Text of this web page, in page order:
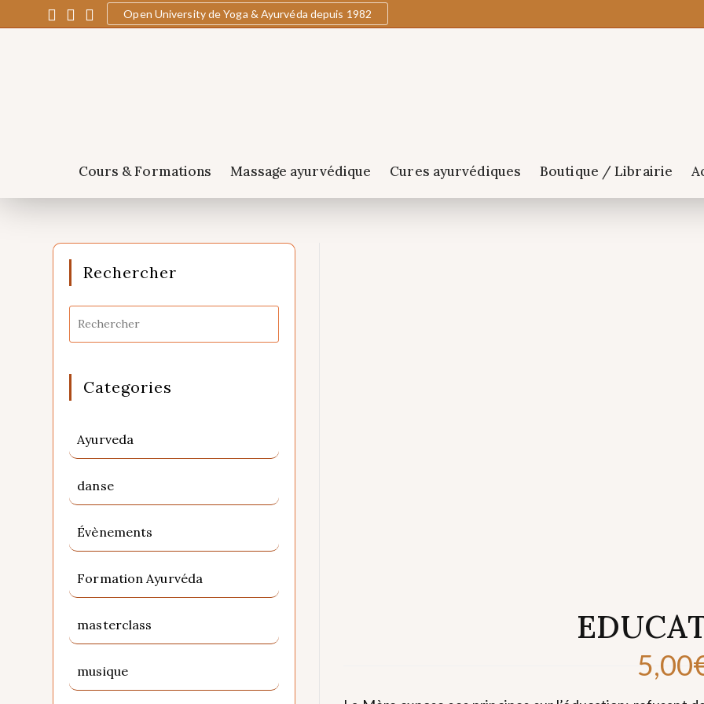
Open University de Yoga & Ayurvéda depuis 1982
Cours & Formations Massage ayurvédique Cures ayurvédiques Boutique / Librairie
5,00
Rechercher
Categories
Ayurveda
danse
Évènements
Formation Ayurvéda
masterclass
musique